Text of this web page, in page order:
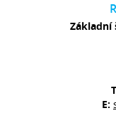
Základní
E: